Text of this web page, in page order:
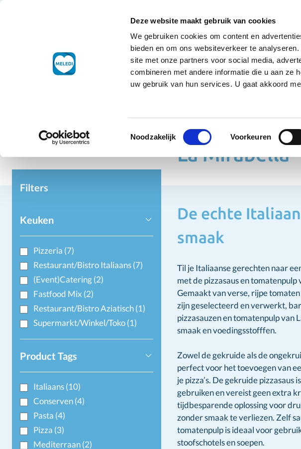
Deze website maakt gebruik van cookies
We gebruiken cookies om content en
bieden en om ons websiteverkeer te
site met onze partners voor social media,
combineren met andere informatie die u aan ze
uw gebruik van hun services. U gaat akkoord
Toestemmingsselectie
Noodzakelijk Voorkeuren
Ga naar de inhoud
Droogwaren
Show submenu
Koelproducten
Home Horeca La Mirabella
La Mirabella
Filters
Keuken
Pizzeria (7)
Restaurant/Bistro Italiaans(7)
(Event)Catering(2)
Fastfood Mix (2)
Restaurant/Bistro Aziatisch(1)
Supermarkt/Winkel/Toko(1)
Product Tags
Italiaans(10)
Conserven(4)
Pasta (4)
Pizza (3)
Mediterraan(2)
De echte
smaak
Til je Italiaanse gerechten naar
met de pizzasaus en tomatenpulp
Gemaakt van verse, rijpe
zijn geselecteerd en verwerkt,
pizzasauzen en tomatenpulp van
smaak en voedingsstofffen.
Zowel de gekruide als de
perfect voor het toevoegen van
je pizza’s. De gekruide pizzasaus
gebruiken en vereist geen extra
tijdbesparende oplossing voor
zonder smaak te verliezen. Zelf
tomatenpulp is ideaal voor
stoofschotels en soepen.